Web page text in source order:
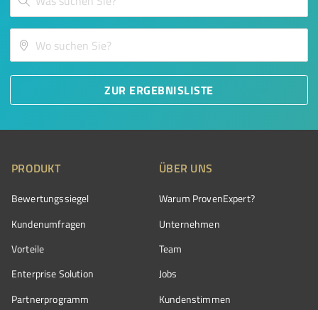
ZUR ERGEBNISLISTE
PRODUKT
Bewertungssiegel
Kundenumfragen
Vorteile
Enterprise Solution
Partnerprogramm
ÜBER UNS
Warum ProvenExpert?
Unternehmen
Team
Jobs
Kundenstimmen